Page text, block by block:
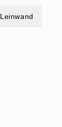
Leinwand